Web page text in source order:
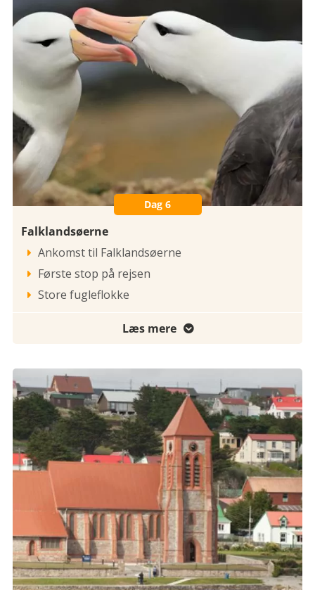
Dag 6
Falklandsøerne
 Ankomst til Falklandsøerne
 Første stop på rejsen
 Store fugleflokke
Læs mere 